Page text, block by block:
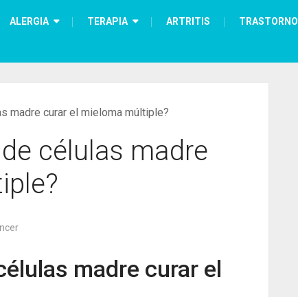
ALERGIA TERAPIA ARTRITIS TRASTORNO
madre curar el mieloma múltiple?
células madre
madre curar el